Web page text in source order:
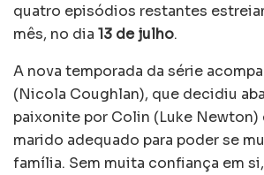
quatro episódios restantes
mês, no dia 13 de julho.
A nova temporada da série
(Nicola Coughlan), que decidiu
paixonite por Colin (Luke Newton)
marido adequado para poder se
família. Sem muita confiança em